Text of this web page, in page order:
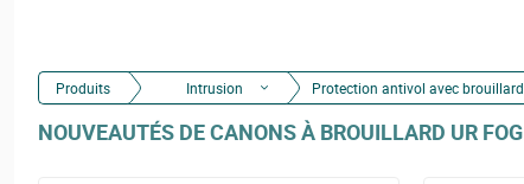
Produits Intrusion Protection antivol avec brouillard
NOUVEAUTÉS DE CANONS À BROUILLARD UR FOG